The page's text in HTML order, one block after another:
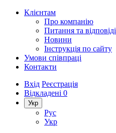
Клієнтам
Про компанію
Питання та відповіді
Новини
Інструкція по сайту
Умови співпраці
Контакти
Вхід Реєстрація
Відкладені 0
Укр
Рус
Укр